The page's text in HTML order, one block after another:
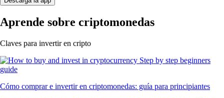
Aprende sobre criptomonedas
Claves para invertir en cripto
Cómo comprar e invertir en criptomonedas: guía para principiantes